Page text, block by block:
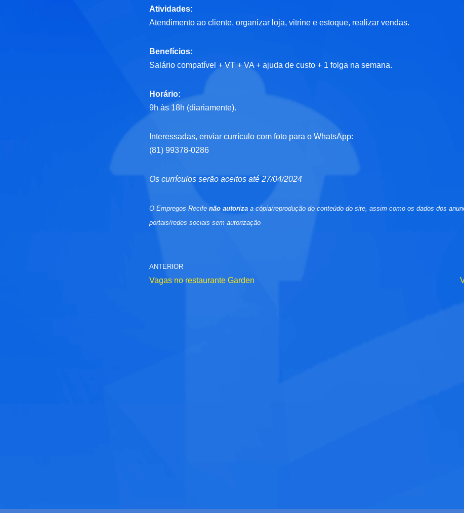
Atividades:
Atendimento ao cliente, organizar loja, vitrine e estoque, realizar vendas.
Benefícios:
Salário compatível + VT + VA + ajuda de custo + 1 folga na semana.
Horário:
9h às 18h (diariamente).
Interessadas, enviar currículo com foto para o WhatsApp:
(81) 99378-0286
Os currículos serão aceitos até 27/04/2024
O Empregos Recifenão autoriza a cópia/reprodução do conteúdo do site, assim como os dados dos
portais/redes sociais sem autorização
ANTERIOR
Vagas no restaurante Garden